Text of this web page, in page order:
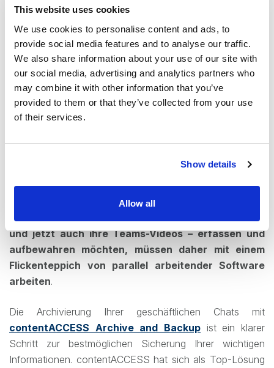
This website uses cookies
We use cookies to personalise content and ads, to
provide social media features and to analyse our traffic.
We also share information about your use of our site with
our social media, advertising and analytics partners who
may combine it with other information that you’ve
provided to them or that they’ve collected from your use
of their services.
Show details
Allow all
Archivierte Teams mit contentACCESS
Microsoft Teams und Business-Chat-Anwendungen sind
noch relativ neu auf dem Markt. Daher werden sie nicht
durchgängig von bestehenden Archivierungslösungen
abgedeckt, und weniger häufig aktualisierte Software
unwahrscheinlicher, dass die Lösungen, die Teams
abdecken, mit den bestehenden Archivierungs- und
Backup-Systemen kompatibel sind, die ein Unternehmen
bereits einsetzt.
Unternehmen, die ihre Teams-Chats –
und jetzt auch ihre Teams-Videos – erfassen und
aufbewahren möchten, müssen daher mit einem
Flickenteppich von parallel arbeitender Software
arbeiten.
Die Archivierung Ihrer geschäftlichen Chats mit
contentACCESS Archive and Backup ist ein klarer
Schritt zur bestmöglichen Sicherung Ihrer wichtigen
Informationen. contentACCESS hat sich als Top-Lösung